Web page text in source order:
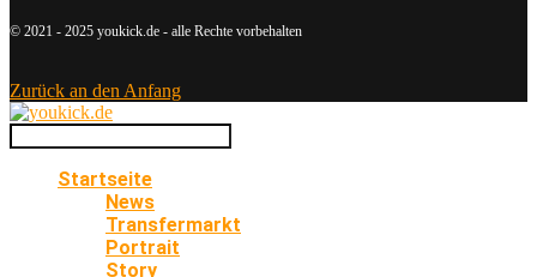
© 2021 - 2025 youkick.de - alle Rechte vorbehalten
Zurück an den Anfang
Startseite
News
Transfermarkt
Portrait
Story